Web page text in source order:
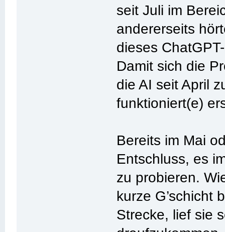
seit Juli im
andererseits
dieses
Damit sich die
die AI seit April
funktioniert(e)
Bereits im Mai
Entschluss, es
zu probieren.
kurze G’schicht
Strecke, lief sie